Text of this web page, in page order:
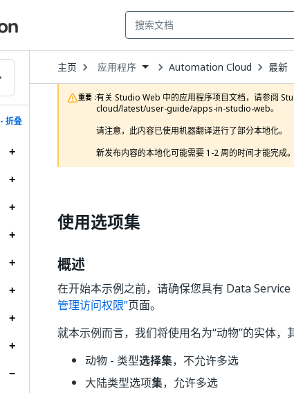
- 折叠
主页 Open
Dropdown
to
choose
product
应用程序 Automation Cloud 最新
重要 :有关 Studio Web 中的应用程序项目文档，请参阅
cloud/latest/user-guide/apps-in-studio-web。
请注意，此内容已使用机器翻译进行了部分本地化。
新发布内容的本地化可能需要 1-2 周的时间才能完成。
使用选项集
概述
在开始本示例之前，请确保您具有 Data
管理访问权限”页面。
就本示例而言，我们将使用名为“动物”的实体，
动物 - 类型选择集，不允许多选
大陆类型选项集，允许多选